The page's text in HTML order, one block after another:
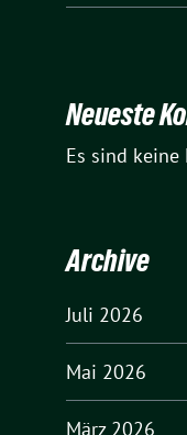
Neueste
Es sind keine
Archive
Juli 2026
Mai 2026
März 2026